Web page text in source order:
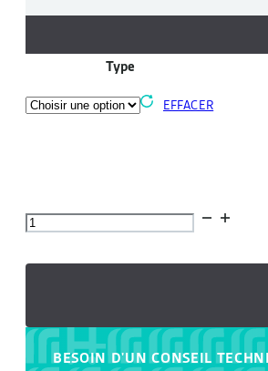
Type
EFFACER
quantité
Tablier
fourches
BESOIN D'UN CONSEIL